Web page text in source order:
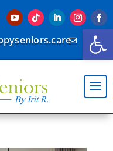
פתח סרגל נגישות
